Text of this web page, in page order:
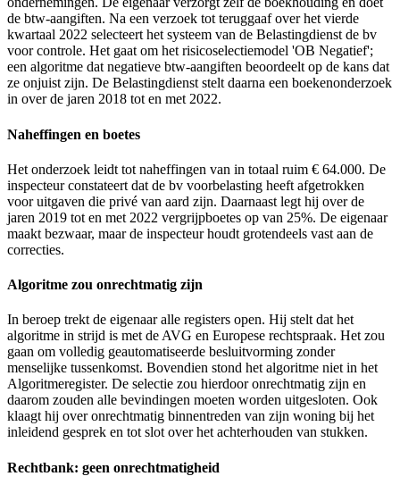
de btw-aangiften. Na een verzoek tot teruggaaf over het vierde
kwartaal 2022 selecteert het systeem van de Belastingdienst de bv
voor controle. Het gaat om het risicoselectiemodel 'OB Negatief';
een algoritme dat negatieve btw-aangiften beoordeelt op de kans dat
ze onjuist zijn. De Belastingdienst stelt daarna een boekenonderzoek
in over de jaren 2018 tot en met 2022.
Naheffingen en boetes
Het onderzoek leidt tot naheffingen van in totaal ruim € 64.000. De
inspecteur constateert dat de bv voorbelasting heeft afgetrokken
voor uitgaven die privé van aard zijn. Daarnaast legt hij over de
jaren 2019 tot en met 2022 vergrijpboetes op van 25%. De eigenaar
maakt bezwaar, maar de inspecteur houdt grotendeels vast aan de
correcties.
Algoritme zou onrechtmatig zijn
In beroep trekt de eigenaar alle registers open. Hij stelt dat het
algoritme in strijd is met de AVG en Europese rechtspraak. Het zou
gaan om volledig geautomatiseerde besluitvorming zonder
menselijke tussenkomst. Bovendien stond het algoritme niet in het
Algoritmeregister. De selectie zou hierdoor onrechtmatig zijn en
daarom zouden alle bevindingen moeten worden uitgesloten. Ook
klaagt hij over onrechtmatig binnentreden van zijn woning bij het
inleidend gesprek en tot slot over het achterhouden van stukken.
Rechtbank: geen onrechtmatigheid